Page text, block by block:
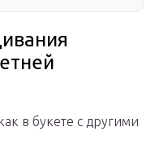
в букете с другими